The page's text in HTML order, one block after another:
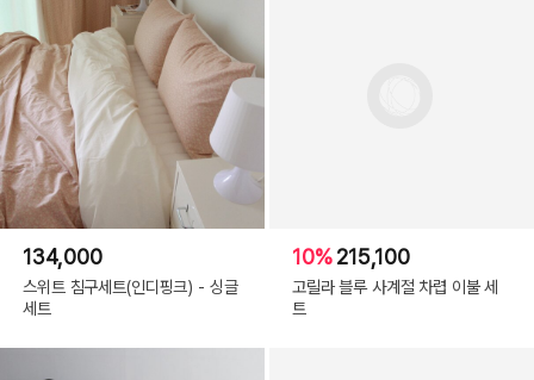
134,000
스위트 침구세트(인디핑크) - 싱글
세트
10%215,100
고릴라 블루 사계절 차렵 이불 세
트